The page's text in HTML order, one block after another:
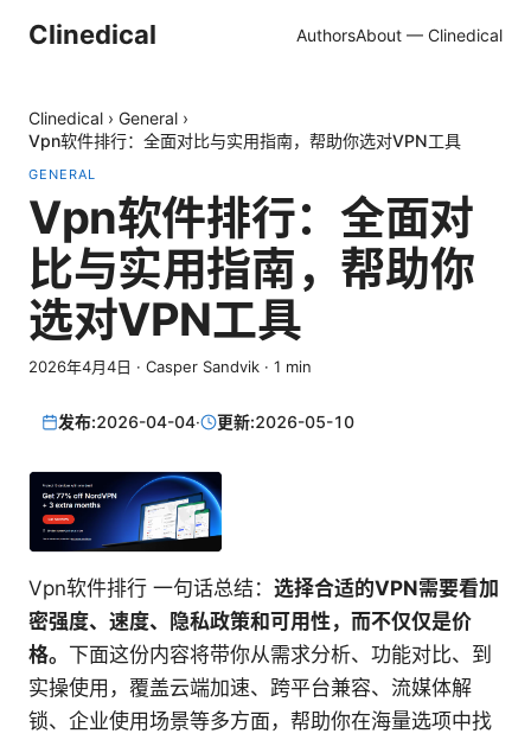
Clinedical AuthorsAbout — Clinedical
Clinedical › General ›
Vpn软件排行：全面对比与实用指南，帮助你选对VPN工具
GENERAL
Vpn软件排行：全面对
比与实用指南，帮助你
选对VPN工具
2026年4月4日 · Casper Sandvik · 1 min
发布:2026-04-04· 更新:2026-05-10
Vpn软件排行 一句话总结： 选择合适的VPN需要看加
密强度、速度、隐私政策和可用性，而不仅仅是价
格。 下面这份内容将带你从需求分析、功能对比、到
实操使用，覆盖云端加速、跨平台兼容、流媒体解
锁、企业使用场景等多方面，帮助你在海量选项中找